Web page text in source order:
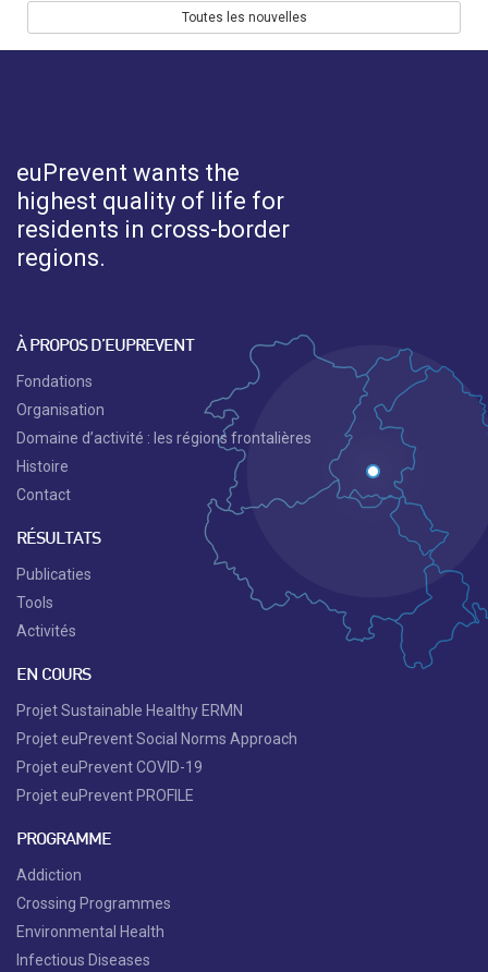
Toutes les nouvelles
euPrevent wants the
highest quality of life for
residents in cross-border
regions.
À PROPOS D’EUPREVENT
Fondations
Organisation
Domaine d’activité : les régions frontalières
Histoire
Contact
RÉSULTATS
Publicaties
Tools
Activités
EN COURS
Projet Sustainable Healthy ERMN
Projet euPrevent Social Norms Approach
Projet euPrevent COVID-19
Projet euPrevent PROFILE
PROGRAMME
Addiction
Crossing Programmes
Environmental Health
Infectious Diseases